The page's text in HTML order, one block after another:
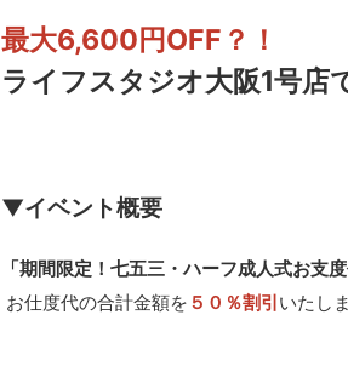
最大6,600円OFF？！
ライフスタジオ大阪1号店
▼イベント概要
「期間限定！七五三・ハーフ成人式お支
お仕度代の合計金額を ５０％割引いたし